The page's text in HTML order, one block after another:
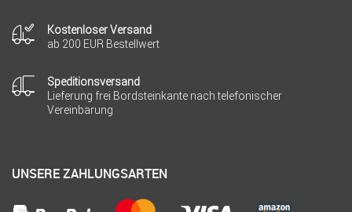
Kostenloser Versand
ab 200 EUR Bestellwert
Speditionsversand
Lieferung frei Bordsteinkante nach telefonischer
Vereinbarung
UNSERE ZAHLUNGSARTEN